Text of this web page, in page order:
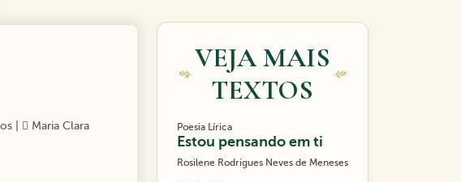
|
Maria Clara
VEJA MAIS
TEXTOS
Poesia Lírica
Estou pensando em ti
Rosilene Rodrigues Neves de Meneses